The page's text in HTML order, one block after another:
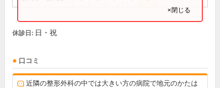
×閉じる
休診日: 日・祝
口コミ
近隣の整形外科の中では大きい方の病院で地元のかたは